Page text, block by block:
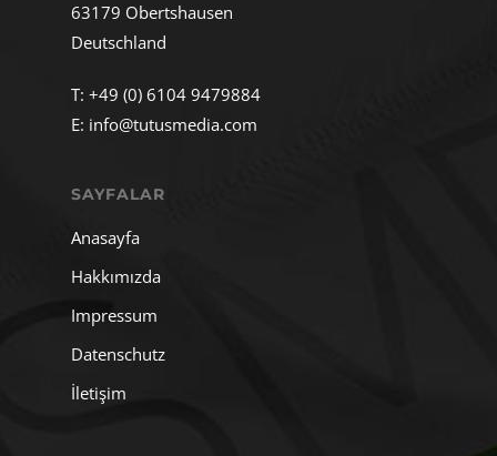
63179 Obertshausen
Deutschland
T: +49 (0) 6104 9479884
E: info@tutusmedia.com
SAYFALAR
Anasayfa
Hakkımızda
Impressum
Datenschutz
İletişim